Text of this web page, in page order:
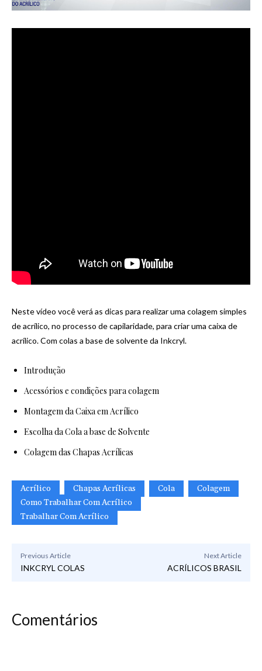
Neste vídeo você verá as dicas para realizar uma colagem simples
de acrílico, no processo de capilaridade, para criar uma caixa de
acrílico. Com colas a base de solvente da Inkcryl.
Introdução
Acessórios e condições para colagem
Montagem da Caixa em Acrílico
Escolha da Cola a base de Solvente
Colagem das Chapas Acrílicas
Acrílico Chapas Acrílicas Cola
Colagem
Como Trabalhar Com Acrílico
Trabalhar Com Acrílico
Previous Article
INKCRYL COLAS
Next Article
ACRÍLICOS BRASIL
Comentários